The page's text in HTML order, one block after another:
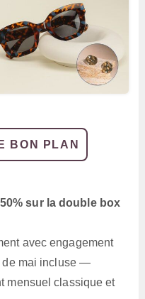
BON PLAN
sur la double box
avec engagement
de mai incluse —
mensuel classique et